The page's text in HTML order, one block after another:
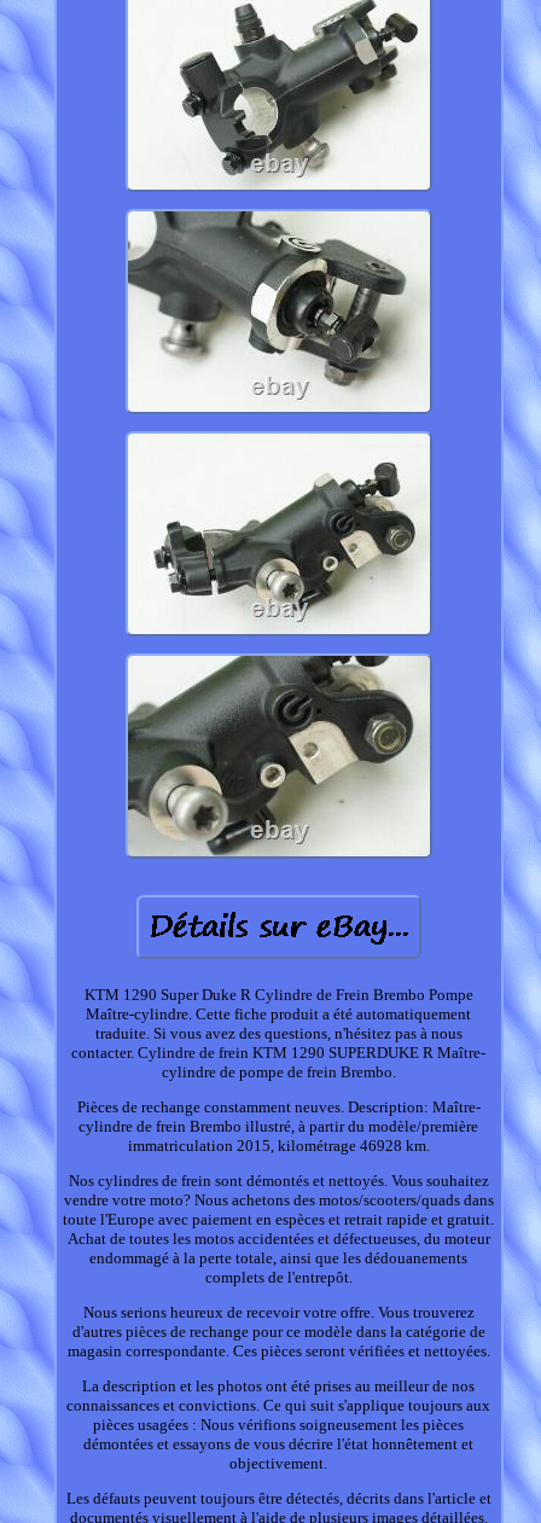
KTM 1290 Super Duke R Cylindre de Frein Brembo Pompe
Maître-cylindre. Cette fiche produit a été automatiquement
traduite. Si vous avez des questions, n'hésitez pas à nous
contacter. Cylindre de frein KTM 1290 SUPERDUKE R Maître-
cylindre de pompe de frein Brembo.
Pièces de rechange constamment neuves. Description: Maître-
cylindre de frein Brembo illustré, à partir du modèle/première
immatriculation 2015, kilométrage 46928 km.
Nos cylindres de frein sont démontés et nettoyés. Vous souhaitez
vendre votre moto? Nous achetons des motos/scooters/quads dans
toute l'Europe avec paiement en espèces et retrait rapide et gratuit.
Achat de toutes les motos accidentées et défectueuses, du moteur
endommagé à la perte totale, ainsi que les dédouanements
complets de l'entrepôt.
Nous serions heureux de recevoir votre offre. Vous trouverez
d'autres pièces de rechange pour ce modèle dans la catégorie de
magasin correspondante. Ces pièces seront vérifiées et nettoyées.
La description et les photos ont été prises au meilleur de nos
connaissances et convictions. Ce qui suit s'applique toujours aux
pièces usagées : Nous vérifions soigneusement les pièces
démontées et essayons de vous décrire l'état honnêtement et
objectivement.
Les défauts peuvent toujours être détectés, décrits dans l'article et
documentés visuellement à l'aide de plusieurs images détaillées.